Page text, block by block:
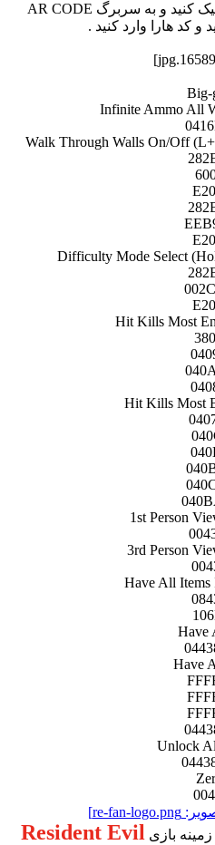
سپس رو بازی کلیک کنید و به سربرگ AR CODE
Infinite Ammo All
Walk Through Walls On/Off
Difficulty Mode Select
1st Person
3rd Person
Have All Items
Have
Have
Unlock
بازی Resident Evil